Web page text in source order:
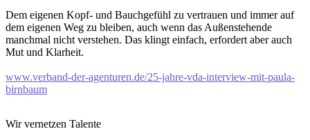
Dem eigenen Kopf- und Bauchgefühl zu vertrauen und immer auf
dem eigenen Weg zu bleiben, auch wenn das Außenstehende
manchmal nicht verstehen. Das klingt einfach, erfordert aber auch
Mut und Klarheit.
www.verband-der-agenturen.de/25-jahre-vda-interview-mit-paula-
birnbaum
Wir vernetzen Talente